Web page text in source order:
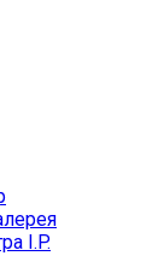
I.P.